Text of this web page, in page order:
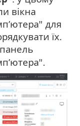
вікна
для
їх.